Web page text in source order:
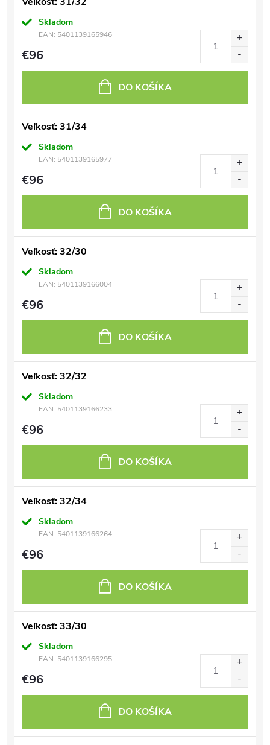
Skladom
EAN: 5401139165946
€96
DO KOŠÍKA
Veľkosť: 31/34
Skladom
EAN: 5401139165977
€96
DO KOŠÍKA
Veľkosť: 32/30
Skladom
EAN: 5401139166004
€96
DO KOŠÍKA
Veľkosť: 32/32
Skladom
EAN: 5401139166233
€96
DO KOŠÍKA
Veľkosť: 32/34
Skladom
EAN: 5401139166264
€96
DO KOŠÍKA
Veľkosť: 33/30
Skladom
EAN: 5401139166295
€96
DO KOŠÍKA